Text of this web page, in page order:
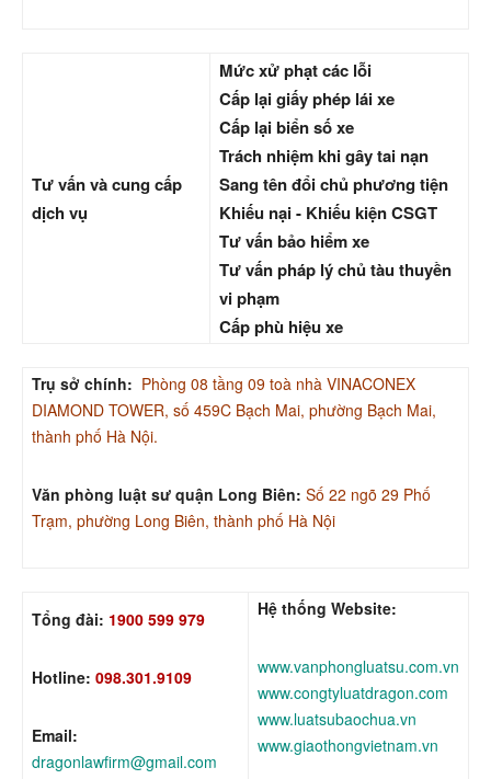
Tư vấn và cung cấp
dịch vụ
Mức xử phạt các lỗi
Cấp lại giấy phép lái xe
Cấp lại biển số xe
Trách nhiệm khi gây tai nạn
Sang tên đổi chủ phương tiện
Khiếu nại - Khiếu kiện CSGT
Tư vấn bảo hiểm xe
Tư vấn pháp lý chủ tàu thuyền
vi phạm
Cấp phù hiệu xe
Trụ sở chính: Phòng 08 tầng 09 toà nhà VINACONEX
DIAMOND TOWER, số 459C Bạch Mai, phường Bạch Mai,
thành phố Hà Nội.
Văn phòng luật sư quận Long Biên: Số 22 ngõ 29 Phố
Trạm, phường Long Biên, thành phố Hà Nội
Tổng đài: 1900 599 979
Hotline: 098.301.9109
Email:
dragonlawfirm@gmail.com
Hệ thống Website:
www.vanphongluatsu.com.vn
www.congtyluatdragon.com
www.luatsubaochua.vn
www.giaothongvietnam.vn